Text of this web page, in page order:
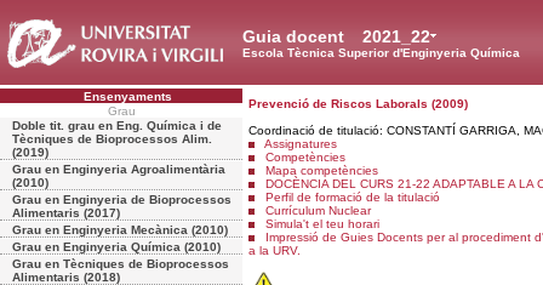
2021_22
Guia docent
Escola Tècnica Superior d'Enginyeria Química
Ensenyaments
Grau
Doble tit. grau en Eng. Química i de
Tècniques de Bioprocessos Alim.
(2019)
Grau en Enginyeria Agroalimentària
(2010)
Grau en Enginyeria de Bioprocessos
Alimentaris (2017)
Grau en Enginyeria Mecànica (2010)
Grau en Enginyeria Química (2010)
Grau en Tècniques de Bioprocessos
Alimentaris (2018)
Prevenció de Riscos Laborals (2009)
Coordinació de titulació: CONSTANTÍ GARRIGA,
Assignatures
Competències
Mapa competències
DOCÈNCIA DEL CURS 21-22 ADAPTABLE A LA
Perfil de formació de la titulació
Currículum Nuclear
Simula't el teu horari
Impressió de Guies Docents per al procediment
a la URV.